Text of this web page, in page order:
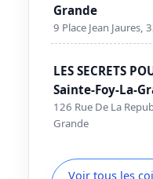
Grande
9 Place Jean Jaures,
LES SECRETS
Sainte-Foy-La-
126 Rue De La
Grande
Voir tous les